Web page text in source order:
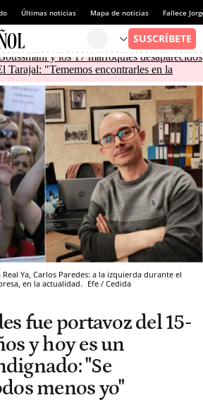
Últimas noticias Mapa de noticias Fallece
y los 17 marroquíes desaparecidos
Tarajal: "Tememos encontrarles en la
Ya, Carlos Paredes: a la izquierda durante el
en la actualidad. Efe / Cedida
fue portavoz del 15-
y hoy es un
"Se
menos yo"